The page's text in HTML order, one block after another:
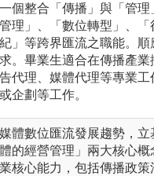
個整合「傳播」與「管理
理」、「數位轉型」、「
」等跨界匯流之職能。順
。畢業生適合在傳播產業
代理、媒體代理等專業工
企劃等工作。
體數位匯流發展趨勢，立
的經營管理」兩大核心概
核心能力，包括傳播政策